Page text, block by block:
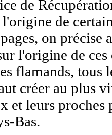
de
de
on précise
l'origine de
flamands,
créer au plus
et leurs
Bas.